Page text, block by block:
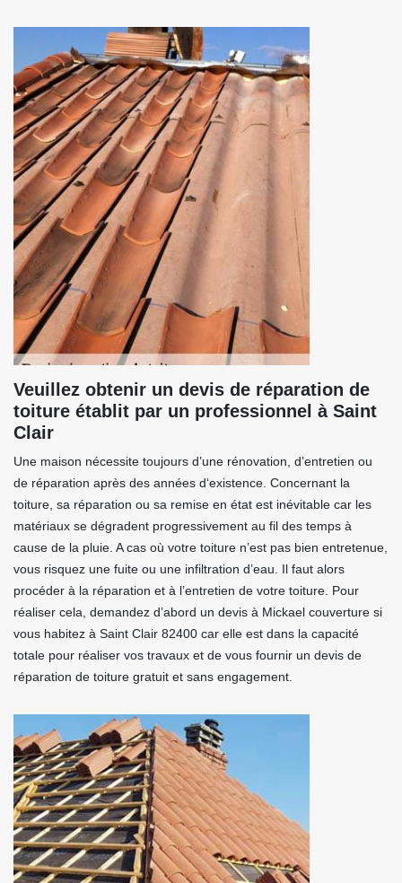
Veuillez obtenir un devis de réparation de
toiture établit par un professionnel à Saint
Clair
Une maison nécessite toujours d’une rénovation, d’entretien ou
de réparation après des années d‘existence. Concernant la
toiture, sa réparation ou sa remise en état est inévitable car les
matériaux se dégradent progressivement au fil des temps à
cause de la pluie. A cas où votre toiture n’est pas bien entretenue,
vous risquez une fuite ou une infiltration d’eau. Il faut alors
procéder à la réparation et à l’entretien de votre toiture. Pour
réaliser cela, demandez d’abord un devis à Mickael couverture si
vous habitez à Saint Clair 82400 car elle est dans la capacité
totale pour réaliser vos travaux et de vous fournir un devis de
réparation de toiture gratuit et sans engagement.